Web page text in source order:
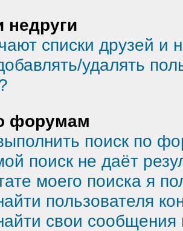
недруги
списки друзей и
удалять
форумам
поиск по
поиск не даёт
моего поиска я
пользователя
свои